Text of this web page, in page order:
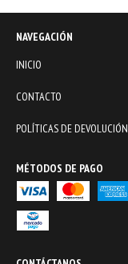
NAVEGACIÓN
INICIO
CONTACTO
POLÍTICAS DE DEVOLUCIÓN
MÉTODOS DE PAGO